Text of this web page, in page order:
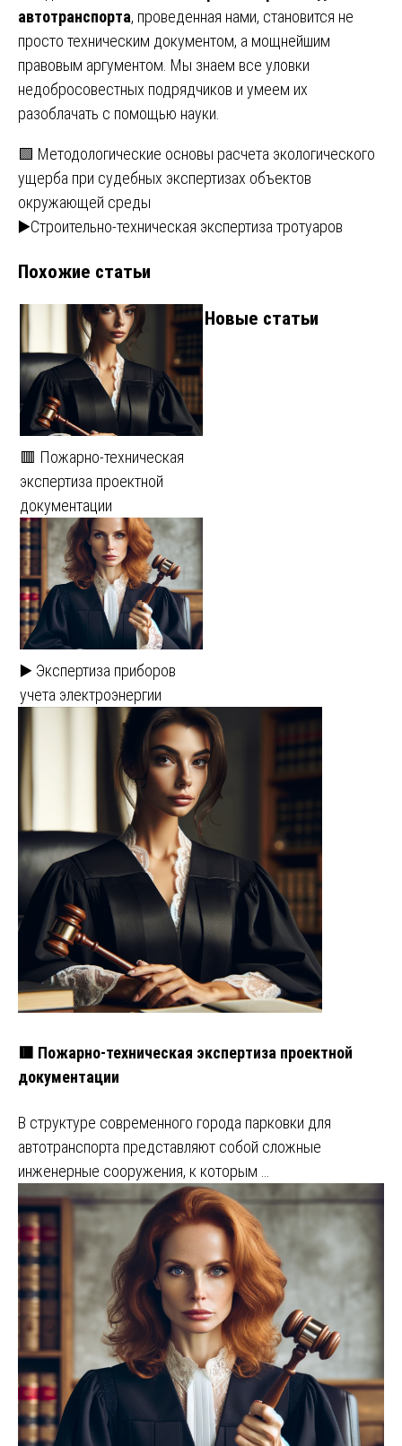
автотранспорта, проведенная нами, становится не
просто техническим документом, а мощнейшим
правовым аргументом. Мы знаем все уловки
недобросовестных подрядчиков и умеем их
разоблачать с помощью науки.
Навигация
по
записям
🟩 Методологические основы расчета экологического
ущерба при судебных экспертизах объектов
окружающей среды
▶️Строительно-техническая экспертиза тротуаров
Похожие статьи
🟥 Пожарно-техническая
экспертиза проектной
документации
▶️ Экспертиза приборов
учета электроэнергии
Новые статьи
🟥 Пожарно-техническая экспертиза проектной
документации
В структуре современного города парковки для
автотранспорта представляют собой сложные
инженерные сооружения, к которым …